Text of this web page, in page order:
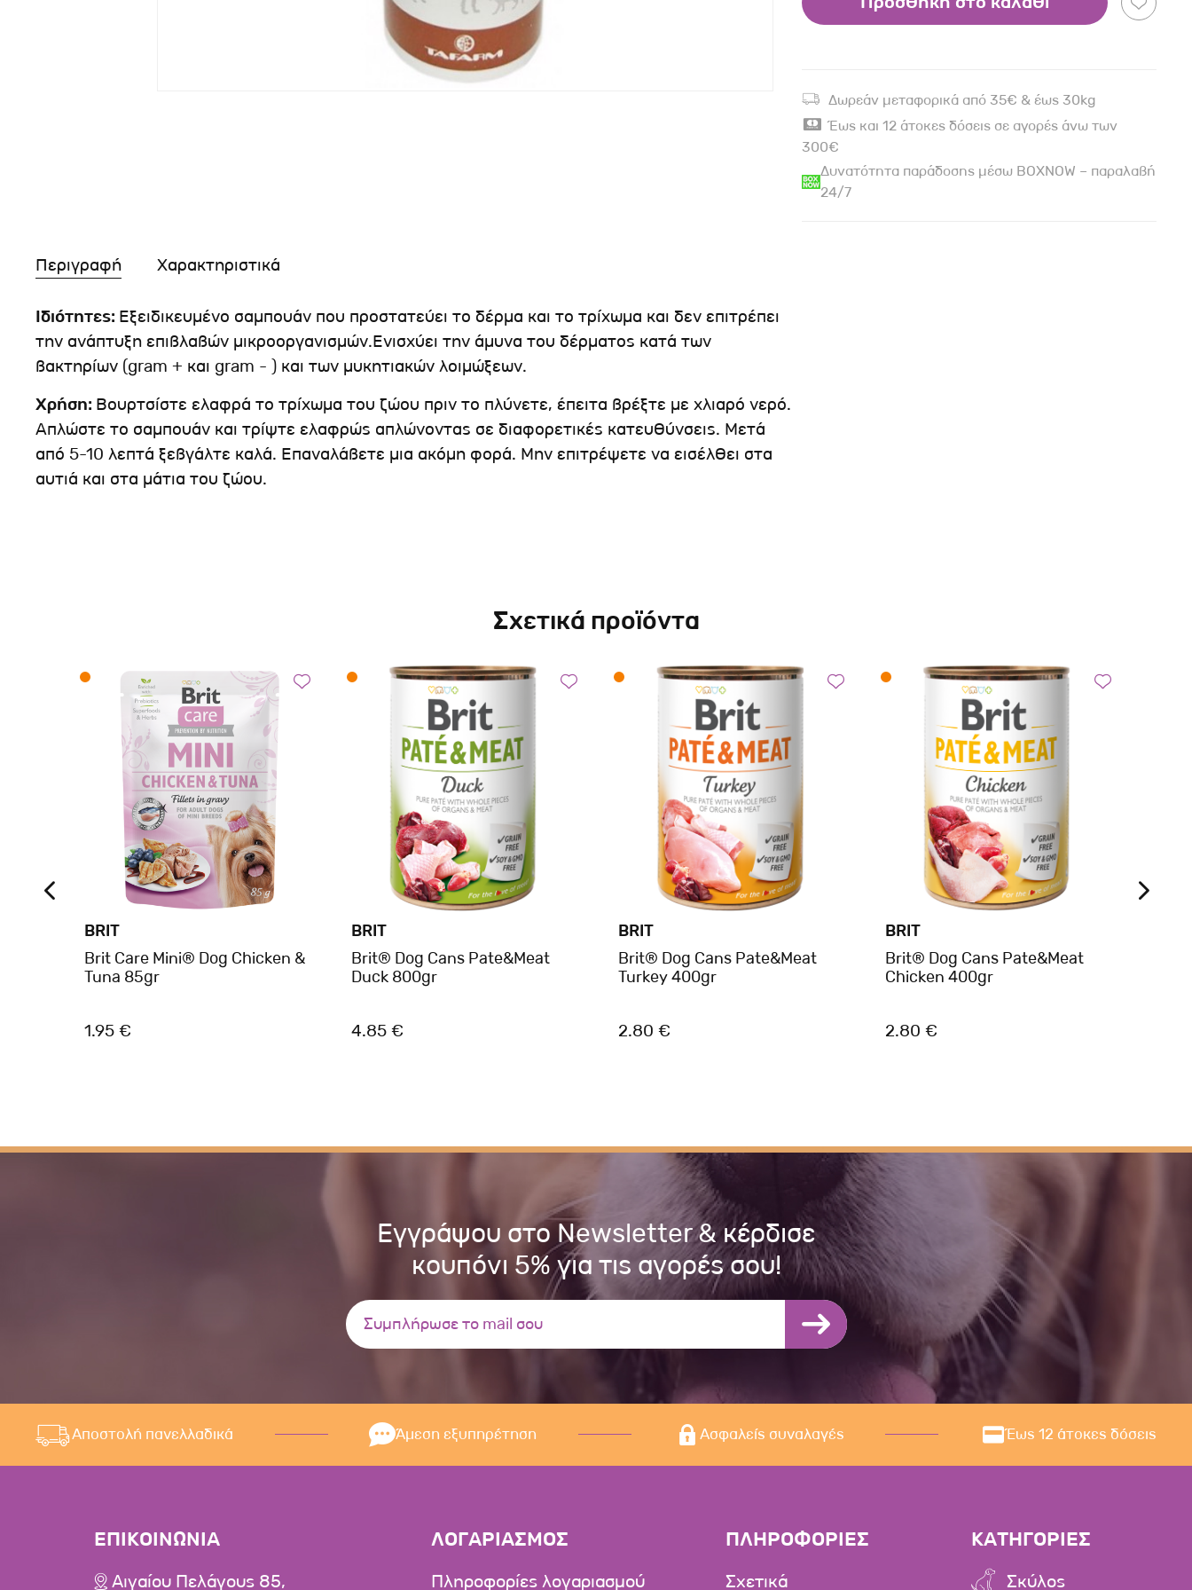
Δωρεάν μεταφορικά από 35€ & έως 30kg
Έως και 12 άτοκες δόσεις σε αγορές άνω των
300€
Δυνατότητα παράδοσης μέσω BOXNOW – παραλαβή
24/7
Περιγραφή Χαρακτηριστικά
Ιδιότητες: Εξειδικευμένο σαμπουάν που προστατεύει το δέρμα και το τρίχωμα και δεν επιτρέπει
την ανάπτυξη επιβλαβών μικροοργανισμών.Ενισχύει την άμυνα του δέρματος κατά των
βακτηρίων (gram + και gram - ) και των μυκητιακών λοιμώξεων.
Χρήση: Βουρτσίστε ελαφρά το τρίχωμα του ζώου πριν το πλύνετε, έπειτα βρέξτε με χλιαρό νερό.
Απλώστε το σαμπουάν και τρίψτε ελαφρώς απλώνοντας σε διαφορετικές κατευθύνσεις. Μετά
από 5-10 λεπτά ξεβγάλτε καλά. Επαναλάβετε μια ακόμη φορά. Μην επιτρέψετε να εισέλθει στα
αυτιά και στα μάτια του ζώου.
Σχετικά προϊόντα
BRIT
Brit Care Mini® Dog Chicken &
Tuna 85gr
1.95 €
BRIT
Brit® Dog Cans Pate&Meat
Duck 800gr
4.85 €
BRIT
Brit® Dog Cans Pate&Meat
Turkey 400gr
2.80 €
BRIT
Brit® Dog Cans Pate&Meat
Chicken 400gr
2.80 €
Εγγράψου στο Newsletter & κέρδισε
κουπόνι 5% για τις αγορές σου!
Αποστολή πανελλαδικά Άμεση εξυπηρέτηση Ασφαλείς συναλαγές Έως 12 άτοκες δόσεις
ΕΠΙΚΟΙΝΩΝΙΑ
Αιγαίου Πελάγους 85,
ΛΟΓΑΡΙΑΣΜΟΣ
Πληροφορίες λογαριασμού
ΠΛΗΡΟΦΟΡΙΕΣ
Σχετικά
ΚΑΤΗΓΟΡΙΕΣ
Σκύλος